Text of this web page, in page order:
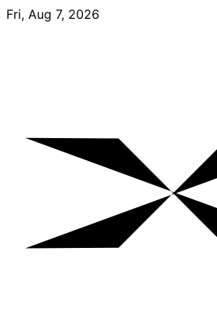
Skip
Fri, Aug 7, 2026